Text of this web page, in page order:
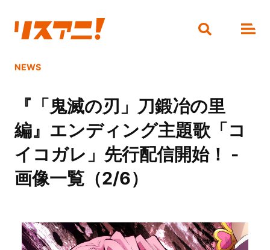
NEWS
『「鬼滅の刃」刀鍛冶の里
編』エンディング主題歌「コ
イコガレ」先行配信開始！ -
画像一覧（2/6）